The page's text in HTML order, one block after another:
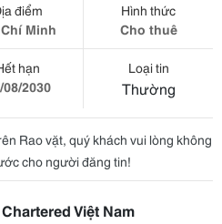
điểm
Minh
Hình thức
Cho thuê
hạn
08/2030
Loại tin
Thường
Rao vặt, quý khách vui lòng không
cho người đăng tin!
Việt Nam